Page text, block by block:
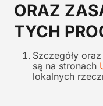
ORAZ
TYCH
Szczegóły
są na stronach
lokalnych